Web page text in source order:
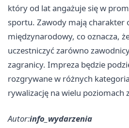
który od lat angażuje się w
sportu. Zawody mają charakter
międzynarodowy, co oznacza,
uczestniczyć zarówno
zagranicy. Impreza będzie
rozgrywane w różnych
rywalizację na wielu poziomach
Autor:info_wydarzenia